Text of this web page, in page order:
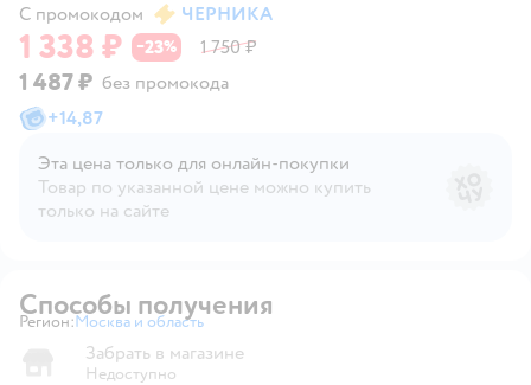
С промокодом ЧЕРНИКА
1 338 ₽ −23% 1 750 ₽
1 487 ₽ без промокода
+14,87
Эта цена только для онлайн‑покупки
Товар по указанной цене можно купить
только на сайте
Способы получения
Регион: Выбор адреса доставки.
Москва и область
Забрать в магазине
Недоступно